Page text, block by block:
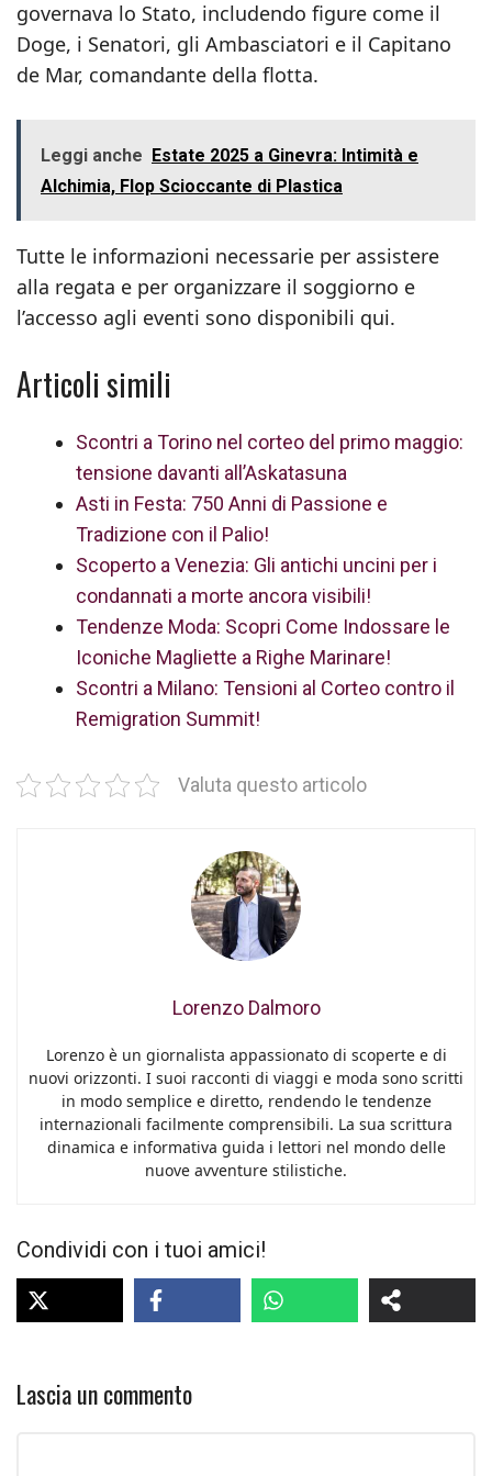
governava lo Stato, includendo figure come il
Doge, i Senatori, gli Ambasciatori e il Capitano
de Mar, comandante della flotta.
Leggi anche Estate 2025 a Ginevra: Intimità e
Alchimia, Flop Scioccante di Plastica
Tutte le informazioni necessarie per assistere
alla regata e per organizzare il soggiorno e
l’accesso agli eventi sono disponibili qui.
Articoli simili
Scontri a Torino nel corteo del primo maggio:
tensione davanti all’Askatasuna
Asti in Festa: 750 Anni di Passione e
Tradizione con il Palio!
Scoperto a Venezia: Gli antichi uncini per i
condannati a morte ancora visibili!
Tendenze Moda: Scopri Come Indossare le
Iconiche Magliette a Righe Marinare!
Scontri a Milano: Tensioni al Corteo contro il
Remigration Summit!
Valuta questo articolo
Lorenzo Dalmoro
Lorenzo è un giornalista appassionato di scoperte e di
nuovi orizzonti. I suoi racconti di viaggi e moda sono scritti
in modo semplice e diretto, rendendo le tendenze
internazionali facilmente comprensibili. La sua scrittura
dinamica e informativa guida i lettori nel mondo delle
nuove avventure stilistiche.
Condividi con i tuoi amici!
Lascia un commento